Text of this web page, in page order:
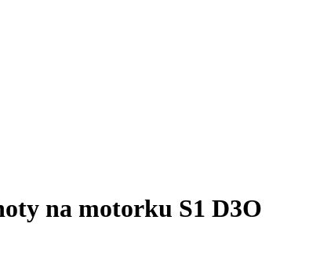
na motorku S1 D3O